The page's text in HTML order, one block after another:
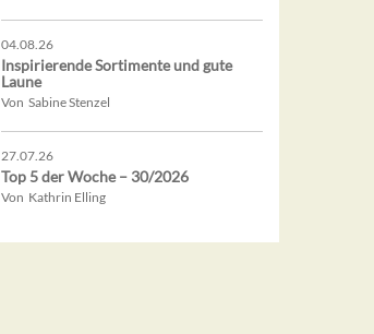
04.08.26
Inspirierende Sortimente und gute
Laune
Von Sabine Stenzel
27.07.26
Top 5 der Woche – 30/2026
Von Kathrin Elling